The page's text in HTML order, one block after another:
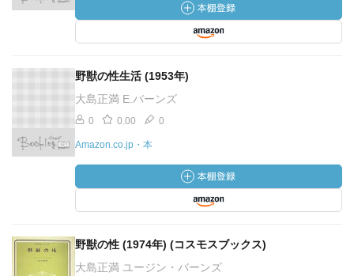
野獣の性生活 (1953年)
大島正満 E.バーンズ
0 0.00 0
Amazon.co.jp・本
野獣の性 (1974年) (コスモスブックス)
大島正満 ユージン・バーンズ